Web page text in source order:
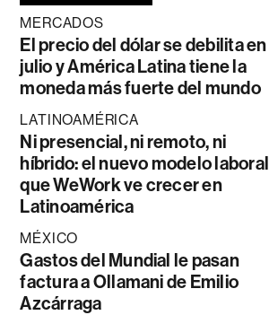
MERCADOS
El precio del dólar se debilita en
julio y América Latina tiene la
moneda más fuerte del mundo
LATINOAMÉRICA
Ni presencial, ni remoto, ni
híbrido: el nuevo modelo laboral
que WeWork ve crecer en
Latinoamérica
MÉXICO
Gastos del Mundial le pasan
factura a Ollamani de Emilio
Azcárraga